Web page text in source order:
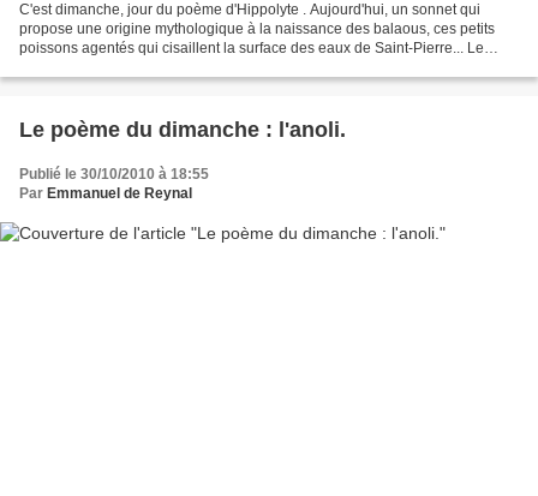
C'est dimanche, jour du poème d'Hippolyte . Aujourd'hui, un sonnet qui
propose une origine mythologique à la naissance des balaous, ces petits
poissons agentés qui cisaillent la surface des eaux de Saint-Pierre... Le
Le poème du dimanche : l'anoli.
Publié le 30/10/2010 à 18:55
Par Emmanuel de Reynal